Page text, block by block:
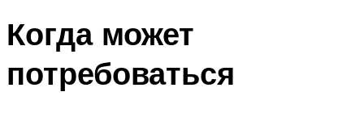
Когда может
потребоваться